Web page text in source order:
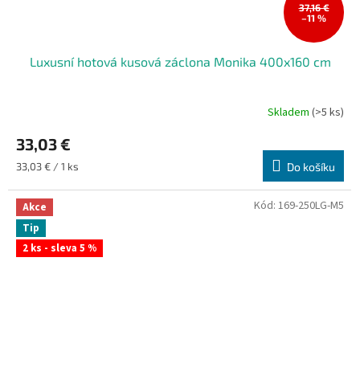
37,16 €
–11 %
Luxusní hotová kusová záclona Monika 400x160 cm
Skladem (>5 ks)
33,03 €
Měrná
33,03 € / 1 ks Do košíku
Akce
Tip
2 ks - sleva 5 %
Kód: 169-250LG-M5